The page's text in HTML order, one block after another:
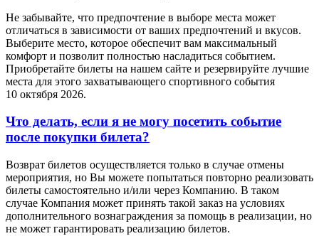
Не забывайте, что предпочтение в выборе места может
отличаться в зависимости от ваших предпочтений и вкусов.
Выберите место, которое обеспечит вам максимальный
комфорт и позволит полностью насладиться событием.
Приобретайте билеты на нашем сайте и резервируйте лучшие
места для этого захватывающего спортивного события
10 октября 2026.
Что делать, если я не могу посетить событие
после покупки билета?
Возврат билетов осуществляется только в случае отмены
мероприятия, но Вы можете попытаться повторно реализовать
билеты самостоятельно и/или через Компанию. В таком
случае Компания может принять такой заказ на условиях
дополнительного вознаграждения за помощь в реализации, но
не может гарантировать реализацию билетов.